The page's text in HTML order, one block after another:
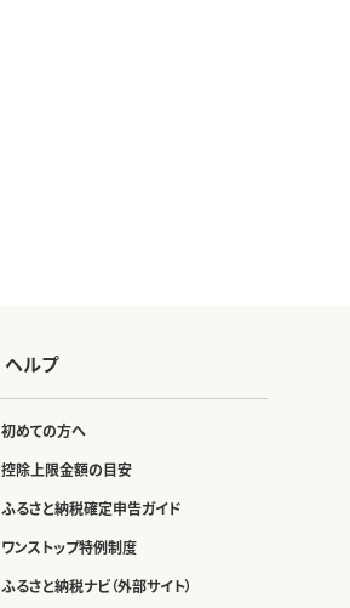
ヘルプ
初めての方へ
控除上限金額の目安
ふるさと納税確定申告ガイド
ワンストップ特例制度
ふるさと納税ナビ（外部サイト）